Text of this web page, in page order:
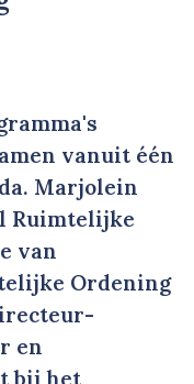
vanuit één
Marjolein
Ruimtelijke
van
Ordening
en
bij het